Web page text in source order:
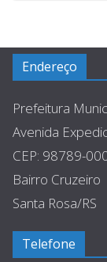
Endereço
Prefeitura
Avenida
CEP: 98789-
Bairro Cruzeiro
Santa Rosa/RS
Telefone